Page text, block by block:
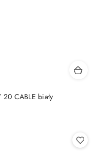
CABLE biały